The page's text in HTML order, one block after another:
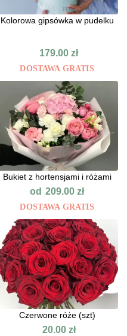
Kolorowa gipsówka w pudelku
179.00zł
DOSTAWA GRATIS
Bukiet z hortensjami i różami
od 209.00zł
DOSTAWA GRATIS
Czerwone róże (szt)
20.00 zł